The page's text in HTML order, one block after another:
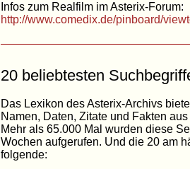
Infos zum Realfilm im Asterix-Forum:
http://www.comedix.de/pinboard/
20 beliebtesten
Das Lexikon des Asterix-Archivs
Namen, Daten, Zitate und Fakten
Mehr als 65.000 Mal wurden diese
Wochen aufgerufen. Und die 20 am
folgende: